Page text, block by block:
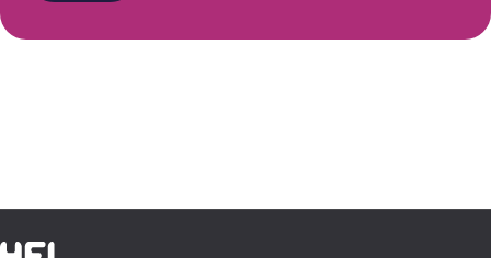
Haute École Libre Mosane